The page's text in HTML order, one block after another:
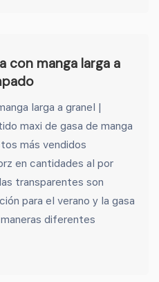
con manga larga a
larga a granel |
maxi de gasa de manga
más vendidos
en cantidades al por
transparentes son
para el verano y la gasa
diferentes